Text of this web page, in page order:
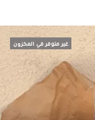
غير متوفر في المخزون